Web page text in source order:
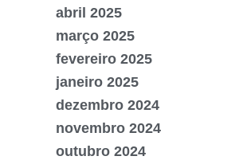
abril 2025
março 2025
fevereiro 2025
janeiro 2025
dezembro 2024
novembro 2024
outubro 2024